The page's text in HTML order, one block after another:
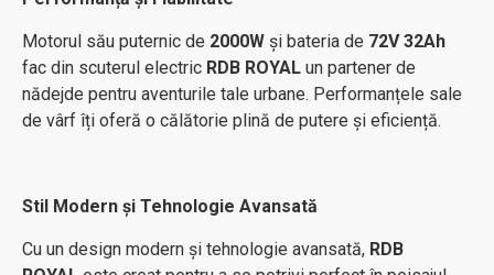
Motorul său puternic de 2000W și bateria de 72V 32Ah
fac din scuterul electric RDB ROYAL un partener de
nădejde pentru aventurile tale urbane. Performanțele sale
de vârf îți oferă o călătorie plină de putere și eficiență.
Stil Modern și Tehnologie Avansată
Cu un design modern și tehnologie avansată, RDB